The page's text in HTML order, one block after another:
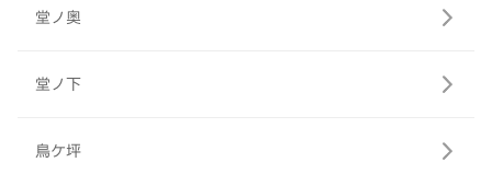
堂ノ奥
堂ノ下
鳥ケ坪